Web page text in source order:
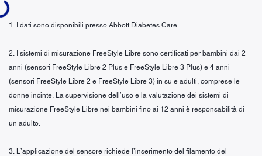
1. I dati sono disponibili presso Abbott Diabetes Care.
2. I sistemi di misurazione FreeStyle Libre sono certificati per bambini dai 2
anni (sensori FreeStyle Libre 2 Plus e FreeStyle Libre 3 Plus) e 4 anni
(sensori FreeStyle Libre 2 e FreeStyle Libre 3) in su e adulti, comprese le
donne incinte. La supervisione dell’uso e la valutazione dei sistemi di
misurazione FreeStyle Libre nei bambini fino ai 12 anni è responsabilità di
un adulto.
3. L’applicazione del sensore richiede l’inserimento del filamento del